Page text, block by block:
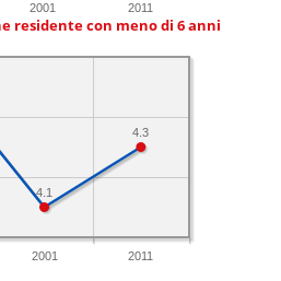
2001 2011
residente con meno di 6 anni
2001 2011
4.3
4.1